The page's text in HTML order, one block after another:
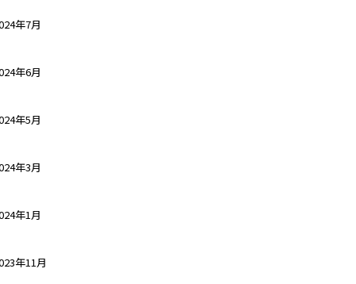
年7月
年6月
年5月
年3月
年1月
年11月